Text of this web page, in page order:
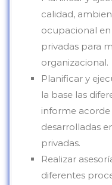
calidad,
ocupacional
privadas para
organizacional.
Planificar y
la base las
informe acorde
desarrolladas
privadas.
Realizar
diferentes